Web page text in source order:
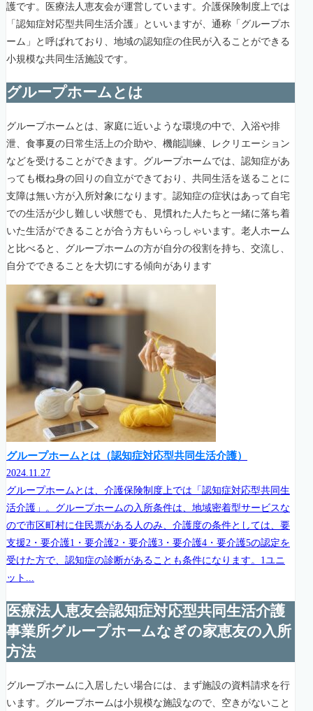
護です。医療法人恵友会が運営しています。介護保険制度上では
「認知症対応型共同生活介護」といいますが、通称「グループホ
ーム」と呼ばれており、地域の認知症の住民が入ることができる
小規模な共同生活施設です。
グループホームとは
グループホームとは、家庭に近いような環境の中で、入浴や排
泄、食事夏の日常生活上の介助や、機能訓練、レクリエーション
などを受けることができます。グループホームでは、認知症があ
っても概ね身の回りの自立ができており、共同生活を送ることに
支障は無い方が入所対象になります。認知症の症状はあって自宅
での生活が少し難しい状態でも、見慣れた人たちと一緒に落ち着
いた生活ができることが合う方もいらっしゃいます。老人ホーム
と比べると、グループホームの方が自分の役割を持ち、交流し、
自分でできることを大切にする傾向があります
グループホームとは（認知症対応型共同生活介護）
2024.11.27
グループホームとは、介護保険制度上では「認知症対応型共同生
活介護」。グループホームの入所条件は、地域密着型サービスな
ので市区町村に住民票がある人のみ、介護度の条件としては、要
支援2・要介護1・要介護2・要介護3・要介護4・要介護5の認定を
受けた方で、認知症の診断があることも条件になります。1ユニ
ット...
医療法人恵友会認知症対応型共同生活介護
事業所グループホームなぎの家恵友の入所
方法
グループホームに入居したい場合には、まず施設の資料請求を行
います。グループホームは小規模な施設なので、空きがないこと